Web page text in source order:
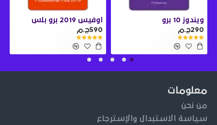
ويندوز 10 برو
290ج.م
اوفيس 2019 برو بلس
590ج.م
معلومات
من نحن
سياسة الاستبدال والإسترجاع